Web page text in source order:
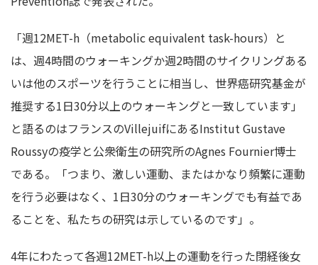
「週12MET-h（metabolic equivalent task-hours）と
は、週4時間のウォーキングか週2時間のサイクリングある
いは他のスポーツを行うことに相当し、世界癌研究基金が
推奨する1日30分以上のウォーキングと一致しています」
と語るのはフランスのVillejuifにあるInstitut Gustave
Roussyの疫学と公衆衛生の研究所のAgnes Fournier博士
である。「つまり、激しい運動、またはかなり頻繁に運動
を行う必要はなく、1日30分のウォーキングでも有益であ
ることを、私たちの研究は示しているのです」。
4年にわたって各週12MET-h以上の運動を行った閉経後女